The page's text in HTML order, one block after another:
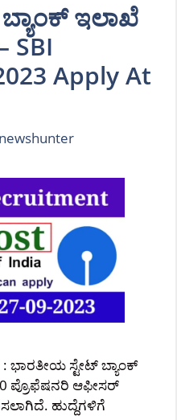
ಇಲಾಖೆ
SBI
Apply At
ಭಾರತೀಯ ಸ್ಟೇಟ್ ಬ್ಯಾಂಕ್
ಪ್ರೊಫೆಷನರಿ ಆಫೀಸರ್
ಹುದ್ದೆಗಳಿಗೆ